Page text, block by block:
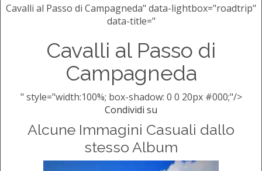
Cavalli al Passo di Campagneda" data-lightbox="roadtrip"
data-title="
Cavalli al Passo di
Campagneda
" style="width:100%; box-shadow: 0 0 20px #000;"/>
Condividi su
Alcune Immagini Casuali dallo
stesso Album